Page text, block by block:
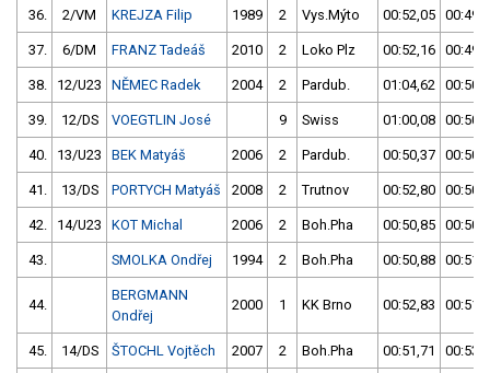
36. 2/VM KREJZA Filip 1989 2 Vys.Mýto 00:52,05
37. 6/DM FRANZ Tadeáš 2010 2 Loko Plz 00:52,16
38. 12/U23 NĚMEC Radek 2004 2 Pardub. 01:04,62
39. 12/DS VOEGTLIN José 9 Swiss 01:00,08
40. 13/U23 BEK Matyáš 2006 2 Pardub. 00:50,37
41. 13/DS PORTYCH Matyáš 2008 2 Trutnov 00:52,80
42. 14/U23 KOT Michal 2006 2 Boh.Pha 00:50,85
43. SMOLKA Ondřej 1994 2 Boh.Pha 00:50,88
44.
BERGMANN
Ondřej
2000 1 KK Brno 00:52,83
45. 14/DS ŠTOCHL Vojtěch 2007 2 Boh.Pha 00:51,71